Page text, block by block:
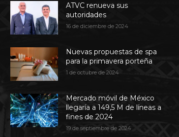
ATVC renueva sus
autoridades
16 de diciembre de 2024
Nuevas propuestas de spa
para la primavera porteña
1 de octubre de 2024
Mercado móvil de México
llegaría a 149,5 M de líneas a
fines de 2024
19 de septiembre de 2024